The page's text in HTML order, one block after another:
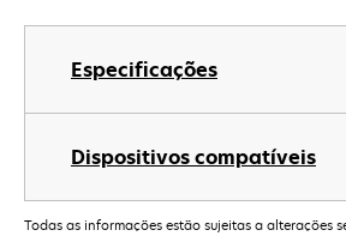
Especificações
Dispositivos compatíveis
Todas as informações estão sujeitas a alterações